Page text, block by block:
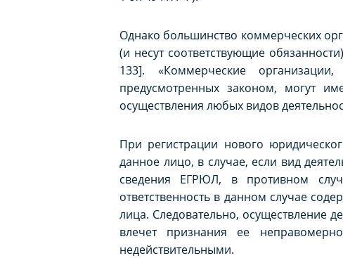
Однако большинство коммерческих
(и несут соответствующие
133]. «Коммерческие
предусмотренных законом, могут
осуществления любых видов
При регистрации нового
данное лицо, в случае, если вид
сведения ЕГРЮЛ, в противном
ответственность в данном случае
лица. Следовательно, осуществление
влечет признания ее
недействительными.